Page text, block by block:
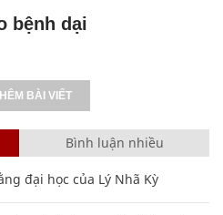
bệnh dại
BÀI VIẾT
Bình luận nhiều
đại học của Lý Nhã Kỳ